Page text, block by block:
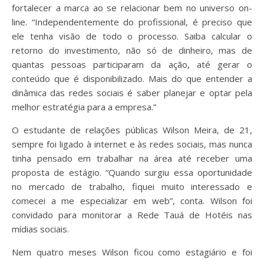
fortalecer a marca ao se relacionar bem no universo on-
line. “Independentemente do profissional, é preciso que
ele tenha visão de todo o processo. Saiba calcular o
retorno do investimento, não só de dinheiro, mas de
quantas pessoas participaram da ação, até gerar o
conteúdo que é disponibilizado. Mais do que entender a
dinâmica das redes sociais é saber planejar e optar pela
melhor estratégia para a empresa.”
O estudante de relações públicas Wilson Meira, de 21,
sempre foi ligado à internet e às redes sociais, mas nunca
tinha pensado em trabalhar na área até receber uma
proposta de estágio. “Quando surgiu essa oportunidade
no mercado de trabalho, fiquei muito interessado e
comecei a me especializar em web”, conta. Wilson foi
convidado para monitorar a Rede Tauá de Hotéis nas
mídias sociais.
Nem quatro meses Wilson ficou como estagiário e foi